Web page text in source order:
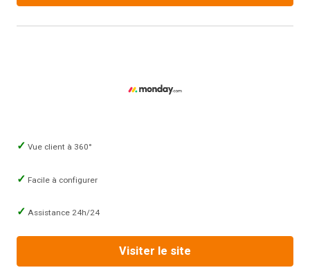
Vue client à 360°
Facile à configurer
Assistance 24h/24
Visiter le site